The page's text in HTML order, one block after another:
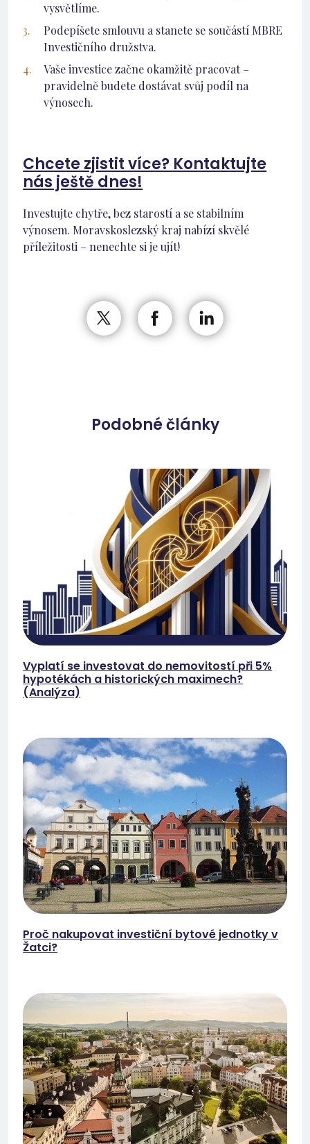
vysvětlíme.
Podepíšete smlouvu a stanete se součástí MBRE
Investičního družstva.
Vaše investice začne okamžitě pracovat –
pravidelně budete dostávat svůj podíl na
výnosech.
Chcete zjistit více? Kontaktujte
nás ještě dnes!
Investujte chytře, bez starostí a se stabilním
výnosem. Moravskoslezský kraj nabízí skvělé
příležitosti – nenechte si je ujít!
Podobné články
Vyplatí se investovat do nemovitostí při 5%
hypotékách a historických maximech?
(Analýza)
Proč nakupovat investiční bytové jednotky v
Žatci?